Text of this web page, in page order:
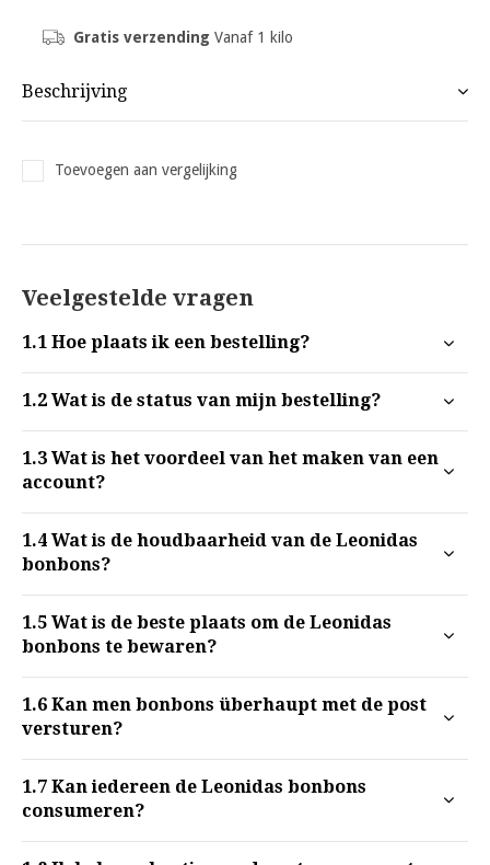
Gratis verzending Vanaf 1 kilo
Beschrijving
Toevoegen aan vergelijking
Veelgestelde vragen
1.1 Hoe plaats ik een bestelling?
1.2 Wat is de status van mijn bestelling?
1.3 Wat is het voordeel van het maken van een
account?
1.4 Wat is de houdbaarheid van de Leonidas
bonbons?
1.5 Wat is de beste plaats om de Leonidas
bonbons te bewaren?
1.6 Kan men bonbons überhaupt met de post
versturen?
1.7 Kan iedereen de Leonidas bonbons
consumeren?